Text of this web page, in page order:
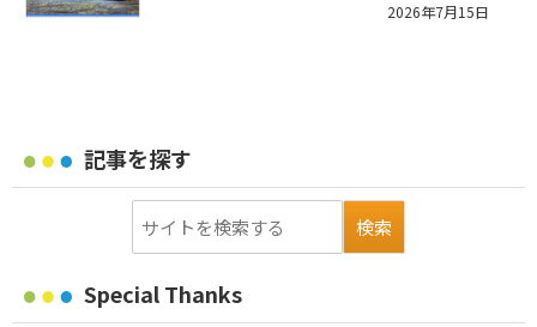
2026年7月15日
記事を探す
Special Thanks